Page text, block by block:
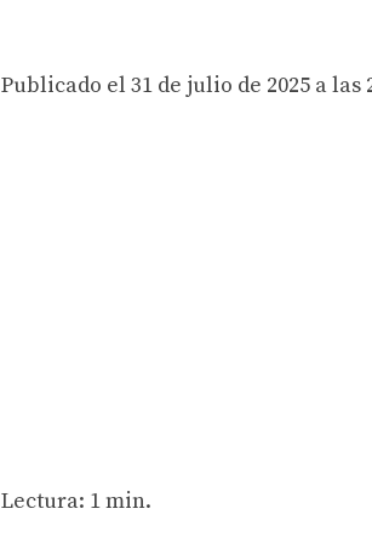
Publicado el 31 de julio de 2025 a las
Lectura: 1 min.